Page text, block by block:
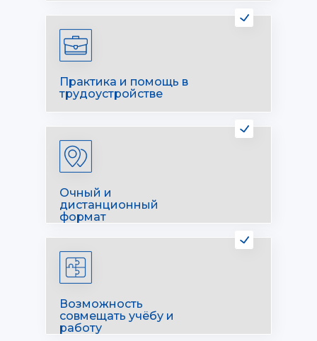
Практика и помощь в
трудоустройстве
Очный и
дистанционный
формат
Возможность
совмещать учёбу и
работу